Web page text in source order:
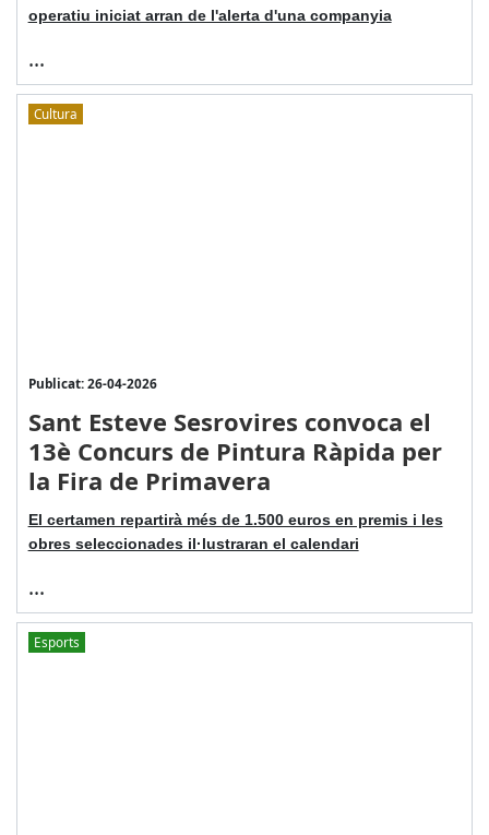
operatiu iniciat arran de l'alerta d'una companyia
...
Cultura
Publicat: 26-04-2026
Sant Esteve Sesrovires convoca el
13è Concurs de Pintura Ràpida per
la Fira de Primavera
El certamen repartirà més de 1.500 euros en premis i les
obres seleccionades il·lustraran el calendari
...
Esports